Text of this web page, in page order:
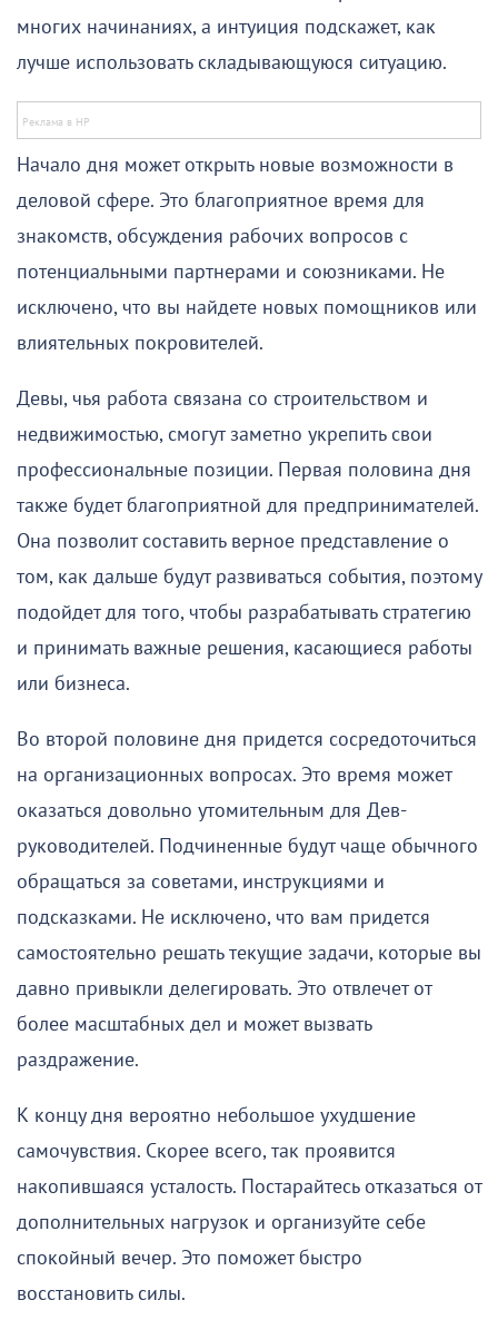
многих начинаниях, а интуиция подскажет, как
лучше использовать складывающуюся ситуацию.
Начало дня может открыть новые возможности в
деловой сфере. Это благоприятное время для
знакомств, обсуждения рабочих вопросов с
потенциальными партнерами и союзниками. Не
исключено, что вы найдете новых помощников или
влиятельных покровителей.
Девы, чья работа связана со строительством и
недвижимостью, смогут заметно укрепить свои
профессиональные позиции. Первая половина дня
также будет благоприятной для предпринимателей.
Она позволит составить верное представление о
том, как дальше будут развиваться события, поэтому
подойдет для того, чтобы разрабатывать стратегию
и принимать важные решения, касающиеся работы
или бизнеса.
Во второй половине дня придется сосредоточиться
на организационных вопросах. Это время может
оказаться довольно утомительным для Дев-
руководителей. Подчиненные будут чаще обычного
обращаться за советами, инструкциями и
подсказками. Не исключено, что вам придется
самостоятельно решать текущие задачи, которые вы
давно привыкли делегировать. Это отвлечет от
более масштабных дел и может вызвать
раздражение.
К концу дня вероятно небольшое ухудшение
самочувствия. Скорее всего, так проявится
накопившаяся усталость. Постарайтесь отказаться от
дополнительных нагрузок и организуйте себе
спокойный вечер. Это поможет быстро
восстановить силы.